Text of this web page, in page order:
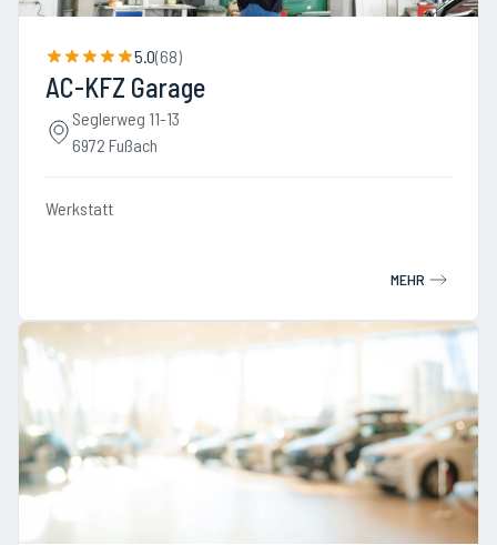
5.0(68)
AC-KFZ Garage
Seglerweg 11-13
6972 Fußach
Werkstatt
MEHR